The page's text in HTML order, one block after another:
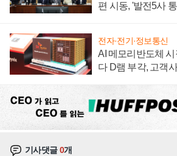
편 시동, '발전5사
전자·전기·정보통신
AI 메모리반도체
다 D램 부각, 고객
기사댓글0개